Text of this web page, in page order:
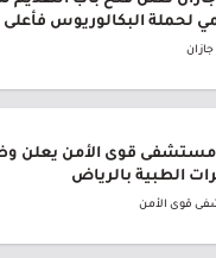
لحملة البكالوريوس فأعلى
مستشفى قوى الأمن يعلن
الطبية بالرياض
قوى الأمن